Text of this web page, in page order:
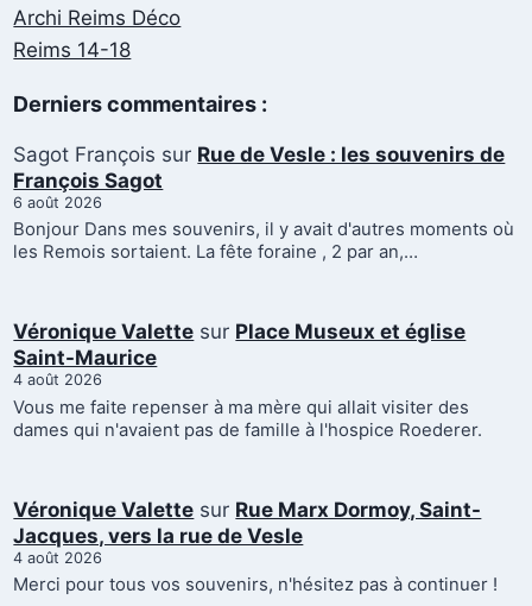
Archi Reims Déco
Reims 14-18
Derniers commentaires :
Sagot François sur Rue de Vesle : les souvenirs de
François Sagot
6 août 2026
Bonjour Dans mes souvenirs, il y avait d'autres moments où
les Remois sortaient. La fête foraine , 2 par an,…
Véronique Valette sur Place Museux et église
Saint-Maurice
4 août 2026
Vous me faite repenser à ma mère qui allait visiter des
dames qui n'avaient pas de famille à l'hospice Roederer.
Véronique Valette sur Rue Marx Dormoy, Saint-
Jacques, vers la rue de Vesle
4 août 2026
Merci pour tous vos souvenirs, n'hésitez pas à continuer !